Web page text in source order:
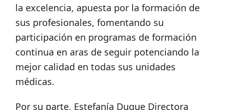
la excelencia, apuesta por la formación de
sus profesionales, fomentando su
participación en programas de formación
continua en aras de seguir potenciando la
mejor calidad en todas sus unidades
médicas.
Por su parte, Estefanía Duque Directora